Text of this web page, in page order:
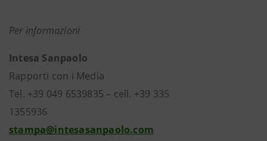
Per informazioni
Intesa Sanpaolo
Rapporti con i Media
Tel. +39 049 6539835 – cell. +39 335
1355936
stampa@intesasanpaolo.com